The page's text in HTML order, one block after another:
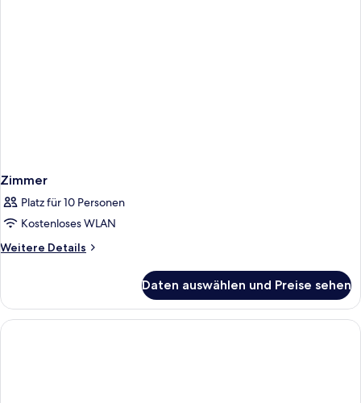
Zimmer
Platz für 10 Personen
Kostenloses WLAN
Weitere Details
Weitere
Daten auswählen und Preise sehen